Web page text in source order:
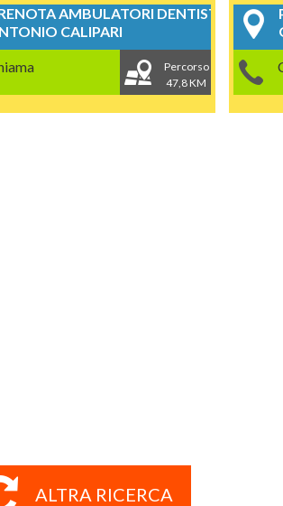
AMBULATORI DENTISTICI
CALIPARI
Percorso
47,8 KM
ALTRA RICERCA